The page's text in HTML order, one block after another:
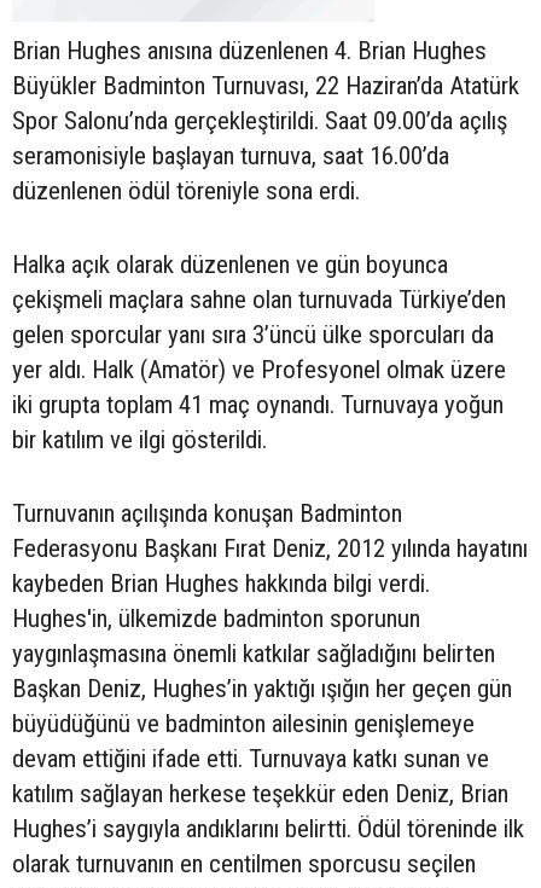
Brian Hughes anısına düzenlenen 4. Brian Hughes
Büyükler Badminton Turnuvası, 22 Haziran’da Atatürk
Spor Salonu’nda gerçekleştirildi. Saat 09.00’da açılış
seramonisiyle başlayan turnuva, saat 16.00’da
düzenlenen ödül töreniyle sona erdi.
Halka açık olarak düzenlenen ve gün boyunca
çekişmeli maçlara sahne olan turnuvada Türkiye’den
gelen sporcular yanı sıra 3’üncü ülke sporcuları da
yer aldı. Halk (Amatör) ve Profesyonel olmak üzere
iki grupta toplam 41 maç oynandı. Turnuvaya yoğun
bir katılım ve ilgi gösterildi.
Turnuvanın açılışında konuşan Badminton
Federasyonu Başkanı Fırat Deniz, 2012 yılında hayatını
kaybeden Brian Hughes hakkında bilgi verdi.
Hughes'in, ülkemizde badminton sporunun
yaygınlaşmasına önemli katkılar sağladığını belirten
Başkan Deniz, Hughes’in yaktığı ışığın her geçen gün
büyüdüğünü ve badminton ailesinin genişlemeye
devam ettiğini ifade etti. Turnuvaya katkı sunan ve
katılım sağlayan herkese teşekkür eden Deniz, Brian
Hughes’i saygıyla andıklarını belirtti. Ödül töreninde ilk
olarak turnuvanın en centilmen sporcusu seçilen